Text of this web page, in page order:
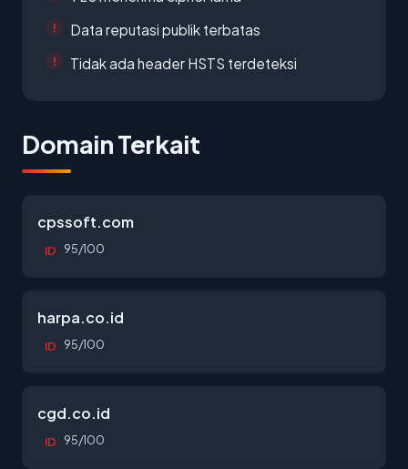
Data reputasi publik terbatas
Tidak ada header HSTS terdeteksi
Domain Terkait
cpssoft.com
ID 95/100
harpa.co.id
ID 95/100
cgd.co.id
ID 95/100